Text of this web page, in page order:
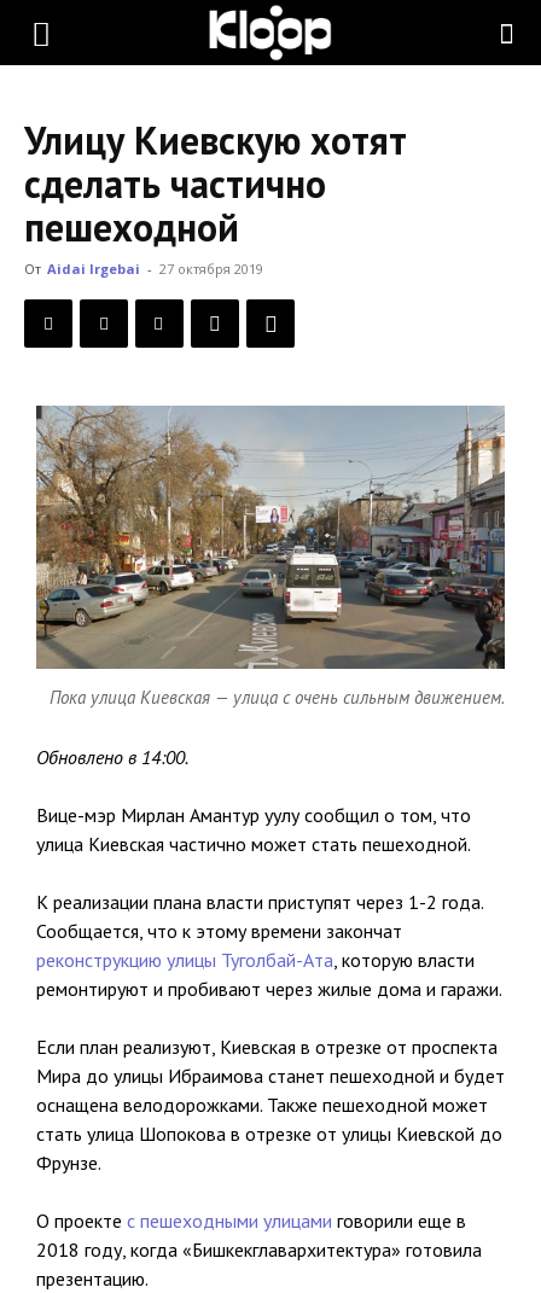
KLOOP.KG
Новости
Кыргызстана
Улицу Киевскую хотят
сделать частично
пешеходной
От Aidai Irgebai - 27 октября 2019
Пока улица Киевская — улица с очень сильным движением.
Обновлено в 14:00.
Вице-мэр Мирлан Амантур уулу сообщил о том, что
улица Киевская частично может стать пешеходной.
К реализации плана власти приступят через 1-2 года.
Сообщается, что к этому времени закончат
реконструкцию улицы Туголбай-Ата, которую власти
ремонтируют и пробивают через жилые дома и гаражи.
Если план реализуют, Киевская в отрезке от проспекта
Мира до улицы Ибраимова станет пешеходной и будет
оснащена велодорожками. Также пешеходной может
стать улица Шопокова в отрезке от улицы Киевской до
Фрунзе.
О проекте с пешеходными улицами говорили еще в
2018 году, когда «Бишкекглавархитектура» готовила
презентацию.